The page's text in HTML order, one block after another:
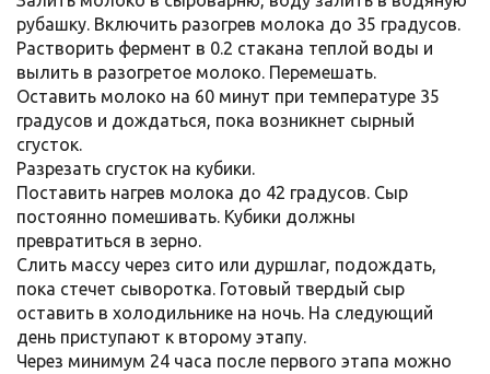
рубашку. Включить разогрев молока до 35 градусов.
Растворить фермент в 0.2 стакана теплой воды и
вылить в разогретое молоко. Перемешать.
Оставить молоко на 60 минут при температуре 35
градусов и дождаться, пока возникнет сырный
сгусток.
Разрезать сгусток на кубики.
Поставить нагрев молока до 42 градусов. Сыр
постоянно помешивать. Кубики должны
превратиться в зерно.
Слить массу через сито или дуршлаг, подождать,
пока стечет сыворотка. Готовый твердый сыр
оставить в холодильнике на ночь. На следующий
день приступают к второму этапу.
Через минимум 24 часа после первого этапа можно